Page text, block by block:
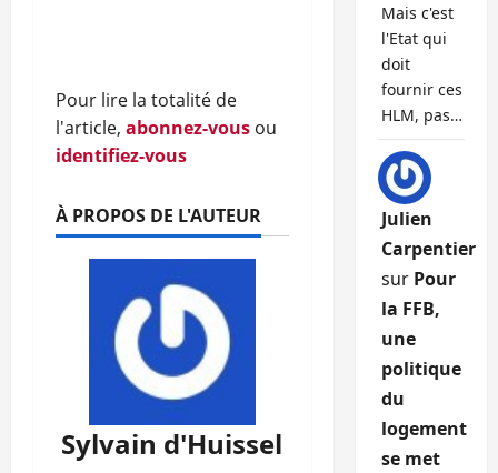
Pour lire la totalité de
l'article, abonnez-vous ou
identifiez-vous
À PROPOS DE L'AUTEUR
Sylvain d'Huissel
Mais c'est
l'Etat qui
doit
fournir ces
HLM, pas…
Julien
Carpentier
sur Pour
la FFB,
une
politique
du
logement
se met